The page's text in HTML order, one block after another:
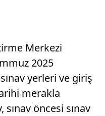
Merkezi
2025
yerleri ve giriş
merakla
öncesi sınav